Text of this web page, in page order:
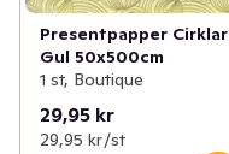
Presentpapper Cirklar
Gul 50x500cm
1 st, Boutique
29,95 kr
29,95 kr /st